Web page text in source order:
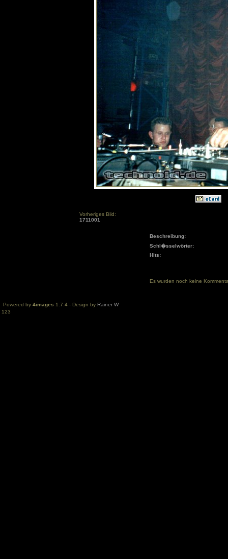
Vorheriges Bild:
1711001
Beschreibung:
Schl�sselwörter:
Hits:
Es wurden noch keine
Powered by 4images 1.7.4 - Design by Rainer W
123